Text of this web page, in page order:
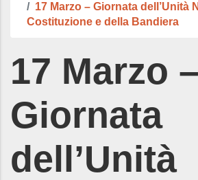
17 Marzo – Giornata dell’Unità
Costituzione e della Bandiera
17 Marzo –
Giornata
dell’Unità